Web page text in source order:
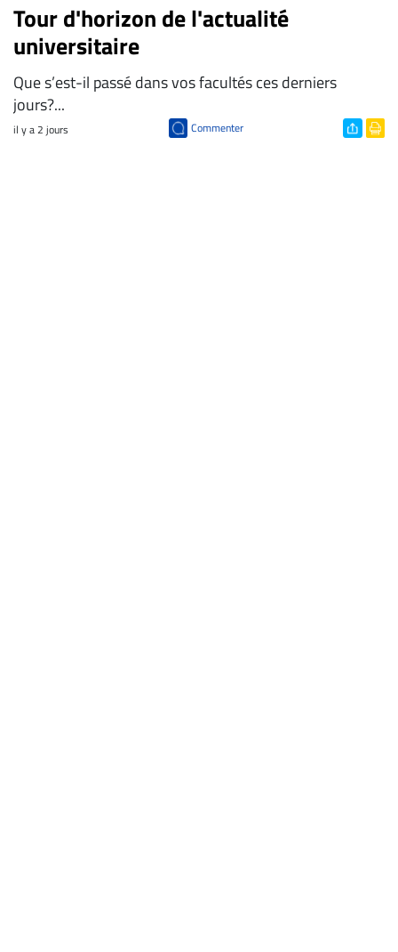
Tour d'horizon de l'actualité
universitaire
Que s’est-il passé dans vos facultés ces derniers
jours?...
il y a 2 jours Commenter